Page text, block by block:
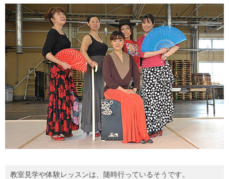
教室見学や体験レッスンは、随時行っているそうです。